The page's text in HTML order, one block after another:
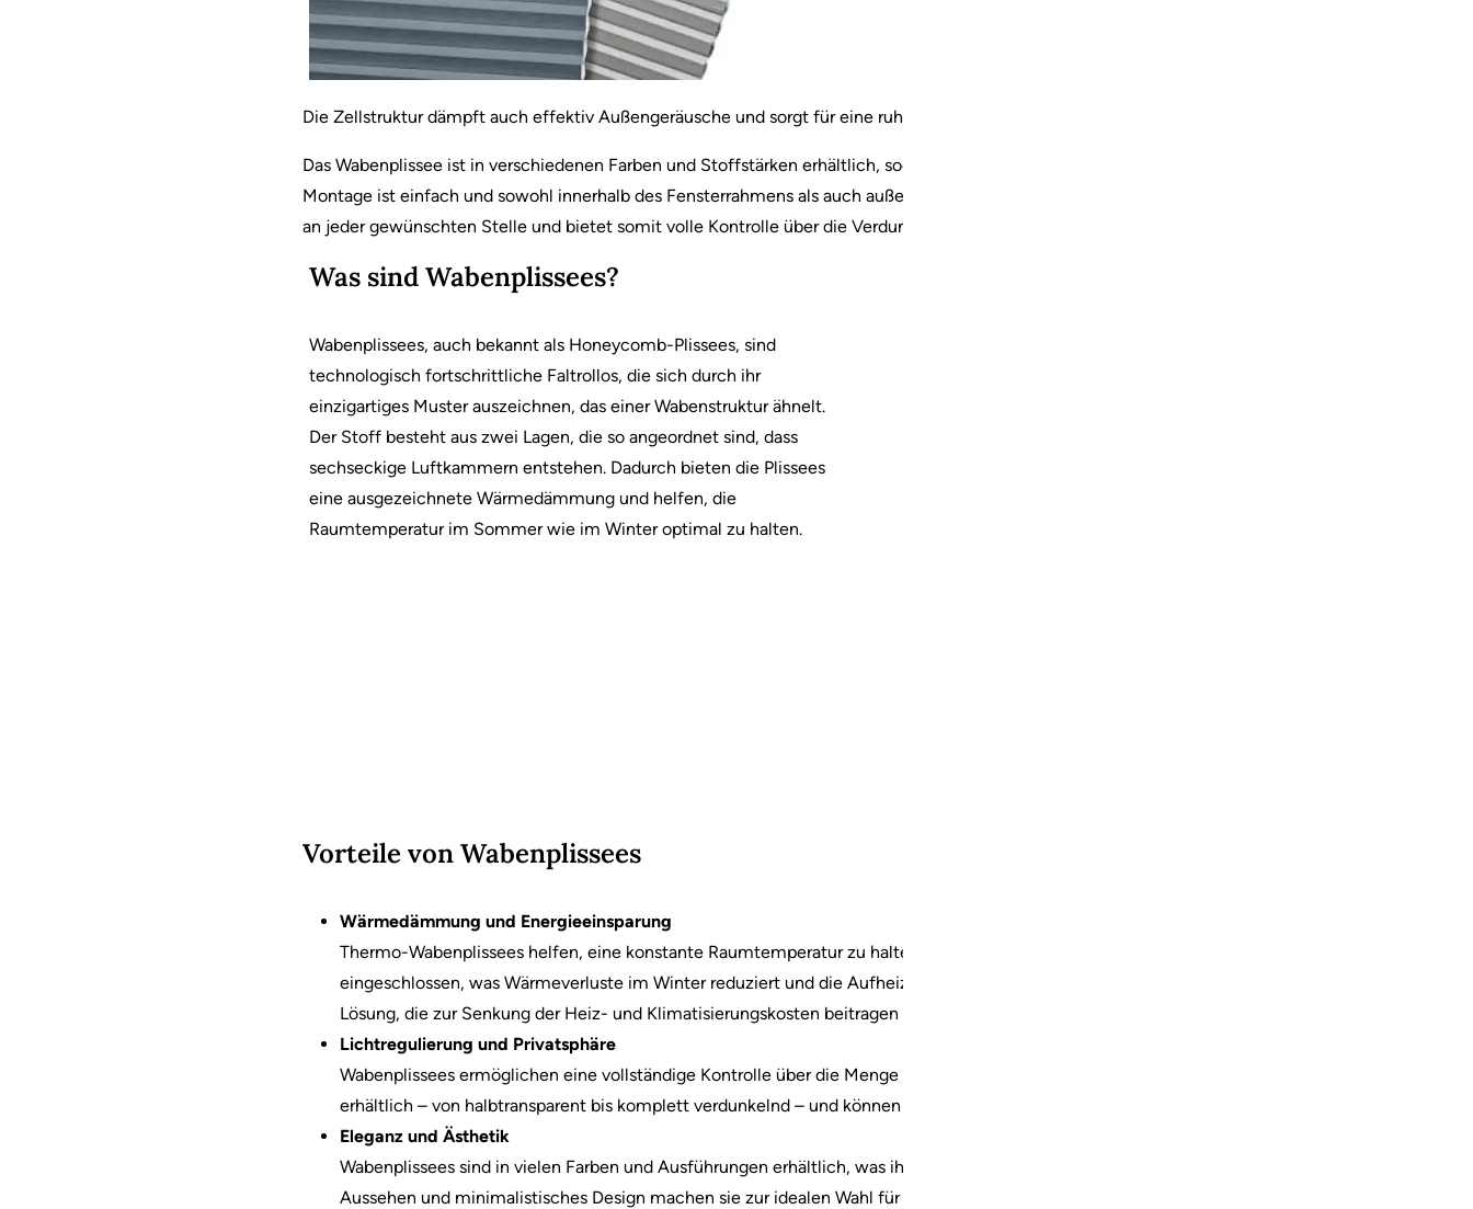
Die Zellstruktur dämpft auch effektiv Außengeräusche und sorgt für eine ruhige Atmosphäre im Raum.
Das Wabenplissee ist in verschiedenen Farben und Stoffstärken erhältlich, sodass es perfekt an jedes Interieur angepasst werden kann. Die
Montage ist einfach und sowohl innerhalb des Fensterrahmens als auch außerhalb möglich. Die Konstruktion ermöglicht eine Höhenverstellung
an jeder gewünschten Stelle und bietet somit volle Kontrolle über die Verdunkelung.
Was sind Wabenplissees?
Wabenplissees, auch bekannt als Honeycomb-Plissees, sind
technologisch fortschrittliche Faltrollos, die sich durch ihr
einzigartiges Muster auszeichnen, das einer Wabenstruktur ähnelt.
Der Stoff besteht aus zwei Lagen, die so angeordnet sind, dass
sechseckige Luftkammern entstehen. Dadurch bieten die Plissees
eine ausgezeichnete Wärmedämmung und helfen, die
Raumtemperatur im Sommer wie im Winter optimal zu halten.
Vorteile von Wabenplissees
Wärmedämmung und Energieeinsparung
Thermo-Wabenplissees helfen, eine konstante Raumtemperatur zu halten. Durch die spezielle Konstruktion wird Luft in den Kammern
eingeschlossen, was Wärmeverluste im Winter reduziert und die Aufheizung der Räume im Sommer einschränkt. Eine wirtschaftliche
Lösung, die zur Senkung der Heiz- und Klimatisierungskosten beitragen kann.
Lichtregulierung und Privatsphäre
Wabenplissees ermöglichen eine vollständige Kontrolle über die Menge des einfallenden Lichts. Sie sind in verschiedenen Varianten
erhältlich – von halbtransparent bis komplett verdunkelnd – und können so an die individuellen Bedürfnisse und Vorlieben angepasst werden.
Eleganz und Ästhetik
Wabenplissees sind in vielen Farben und Ausführungen erhältlich, was ihre Anpassung an jeden Einrichtungsstil ermöglicht. Ihr elegantes
Aussehen und minimalistisches Design machen sie zur idealen Wahl für moderne wie auch klassische Räume.